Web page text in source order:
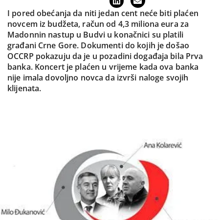
I pored obećanja da niti jedan cent neće biti plaćen
novcem iz budžeta, račun od 4,3 miliona eura za
Madonnin nastup u Budvi u konačnici su platili
građani Crne Gore. Dokumenti do kojih je došao
OCCRP pokazuju da je u pozadini događaja bila Prva
banka. Koncert je plaćen u vrijeme kada ova banka
nije imala dovoljno novca da izvrši naloge svojih
klijenata.